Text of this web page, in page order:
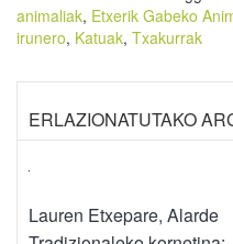
animaliak, Etxerik Gabeko
irunero, Katuak, Txakurrak
ERLAZIONATUTAKO
Lauren Etxepare, Alarde